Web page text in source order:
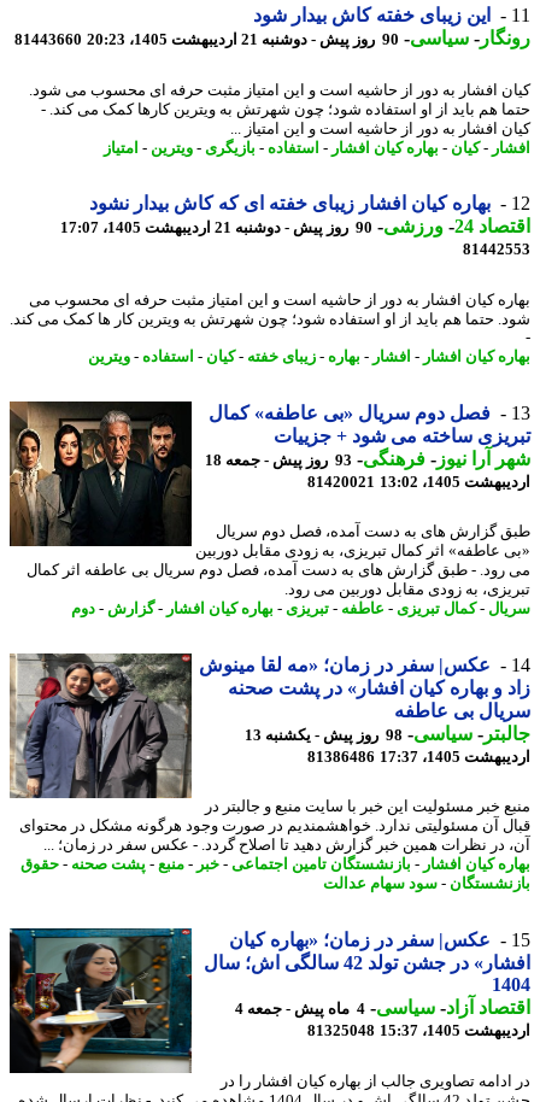
این زیبای خفته کاش بیدار شود
-سیاسی-90 روز پیش - دوشنبه 21 اردیبهشت 1405، 20:23 81443660
افشار به دور از حاشیه است و این امتیاز مثبت حرفه ای محسوب می شود.
هم باید از او استفاده شود؛ چون شهرتش به ویترین کارها کمک می کند. -
افشار به دور از حاشیه است و این امتیاز ...
-کیان-بهاره کیان افشار-استفاده-بازیگری- ویترین- امتیاز
بهاره کیان افشار زیبای خفته ای که کاش بیدار نشود
24
-ورزشی-90 روز پیش - دوشنبه 21 اردیبهشت 1405، 17:07
کیان افشار به دور از حاشیه است و این امتیاز مثبت حرفه ای محسوب می
حتما هم باید از او استفاده شود؛ چون شهرتش به ویترین کار ها کمک می کند.
کیان افشار-افشار-بهاره-زیبای خفته-کیان-استفاده-ویترین
فصل دوم سریال «بی عاطفه» کمال
ساخته می شود + جزییات
آرا نیوز-فرهنگی-
93 روز پیش - جمعه 18
1405، 13:02
81420021
گزارش های به دست آمده، فصل دوم سریال
عاطفه» اثر کمال تبریزی، به زودی مقابل دوربین
- طبق گزارش های به دست آمده، فصل دوم سریال بی عاطفه اثر کمال
به زودی مقابل دوربین می رود.
-کمال تبریزی - عاطفه-تبریزی - بهاره کیان افشار-گزارش -دوم
عکس| سفر در زمان؛ «مه لقا مینوش
و بهاره کیان افشار» در پشت صحنه
بی عاطفه
-سیاسی-
98 روز پیش - یکشنبه 13
1405، 17:37
81386486
خبر مسئولیت این خبر با سایت منبع و جالبتر در
آن مسئولیتی ندارد. خواهشمندیم در صورت وجود هرگونه مشکل در محتوای
در نظرات همین خبر گزارش دهید تا اصلاح گردد. - عکس سفر در زمان؛ ...
کیان افشار-بازنشستگان تامین اجتماعی-خبر-منبع -پشت صحنه-حقوق
-سود سهام عدالت
عکس| سفر در زمان؛ «بهاره کیان
افشار» در جشن تولد 42 سالگی اش؛ سال
آزاد - سیاسی-
4 ماه پیش - جمعه 4
1405، 15:37
81325048
تصاویری جالب از بهاره کیان افشار را در